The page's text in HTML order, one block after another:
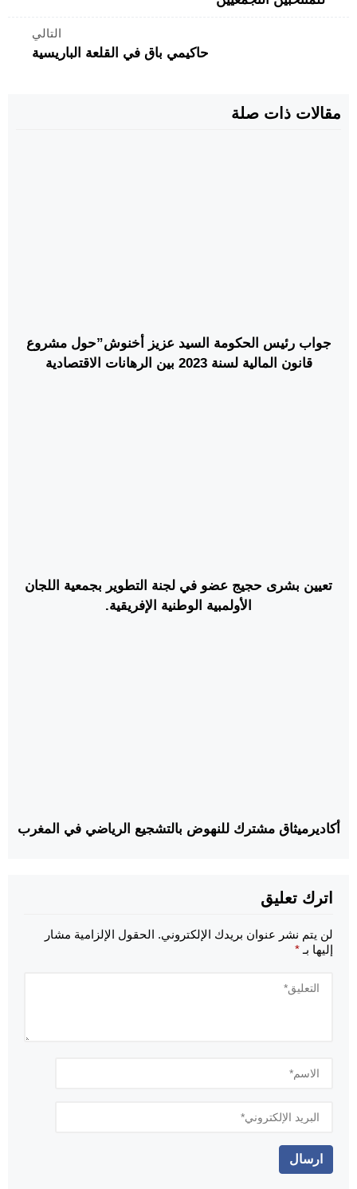
التالي
حاكيمي باق في القلعة الباريسية
مقالات ذات صلة
جواب رئيس الحكومة السيد عزيز أخنوش”حول مشروع
قانون المالية لسنة 2023 بين الرهانات الاقتصادية
تعيين بشرى حجيج عضو في لجنة التطوير بجمعية اللجان
الأولمبية الوطنية الإفريقية.
أكاديرميثاق مشترك للنهوض بالتشجيع الرياضي في المغرب
اترك تعليق
لن يتم نشر عنوان بريدك الإلكتروني. الحقول الإلزامية مشار
إليها بـ *